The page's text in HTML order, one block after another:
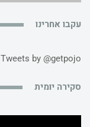
עקבו אחרינו
Tweets by @getpojo
סקירה יומית